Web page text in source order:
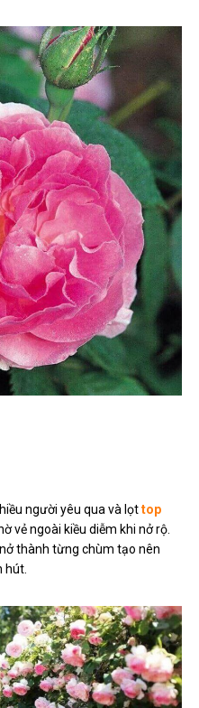
người yêu qua và lọttop
vẻ ngoài kiều diễm khi nở rộ.
thành từng chùm tạo nên
hút.